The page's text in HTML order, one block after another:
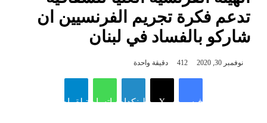
تدعم فكرة تجريم الفرنسيين ان
شاركو بالفساد في لبنان
نوفمبر 30, 2020 دقيقة واحدة
فيسبوك X لينكدإن واتسابتيلقرام